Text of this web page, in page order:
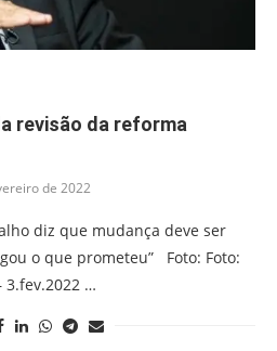
revisão da reforma
de 2022
diz que mudança deve ser
o que prometeu” Foto: Foto:
3.fev.2022 …